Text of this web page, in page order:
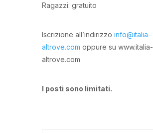
Ragazzi: gratuito
Iscrizione all’indirizzo info@italia-
altrove.com oppure su www.italia-
altrove.com
I posti sono limitati.